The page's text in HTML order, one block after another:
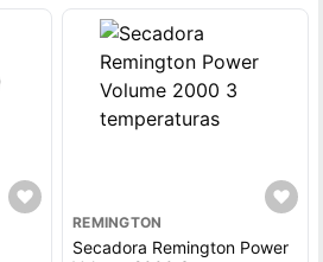
REMINGTON
Secadora Remington Power